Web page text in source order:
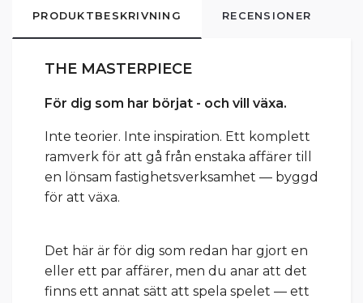
PRODUKTBESKRIVNING RECENSIONER
THE MASTERPIECE
För dig som har börjat - och vill växa.
Inte teorier. Inte inspiration. Ett komplett
ramverk för att gå från enstaka affärer till
en lönsam fastighetsverksamhet — byggd
för att växa.
Det här är för dig som redan har gjort en
eller ett par affärer, men du anar att det
finns ett annat sätt att spela spelet — ett